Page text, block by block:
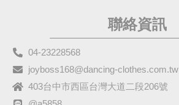
聯絡資訊
04-23228568
joyboss168@dancing-clothes.com.tw
403台中市西區台灣大道二段206號